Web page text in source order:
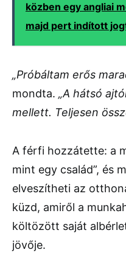
közben egy angliai
majd pert indított
„Próbáltam erős
mondta. „A hátsó
mellett. Teljesen
A férfi hozzátette: a
mint egy család”, és
elveszítheti az
küzd, amiről a
költözött saját
jövője.